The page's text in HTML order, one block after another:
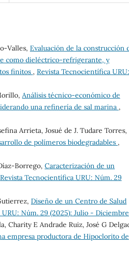
Valles, Evaluación de la construcción
como dieléctrico-refrigerante, y
finitos , Revista Tecnocientífica URU:
Análisis técnico-económico de
una refinería de sal marina ,
Arrieta, Josué de J. Tudare Torres,
de polímeros biodegradables ,
Borrego, Caracterización de un
Revista Tecnocientífica URU: Núm. 29
Diseño de un Centro de Salud
Núm. 29 (2025): Julio - Diciembre
Charity E Andrade Ruiz, José G
empresa productora de Hipoclorito de